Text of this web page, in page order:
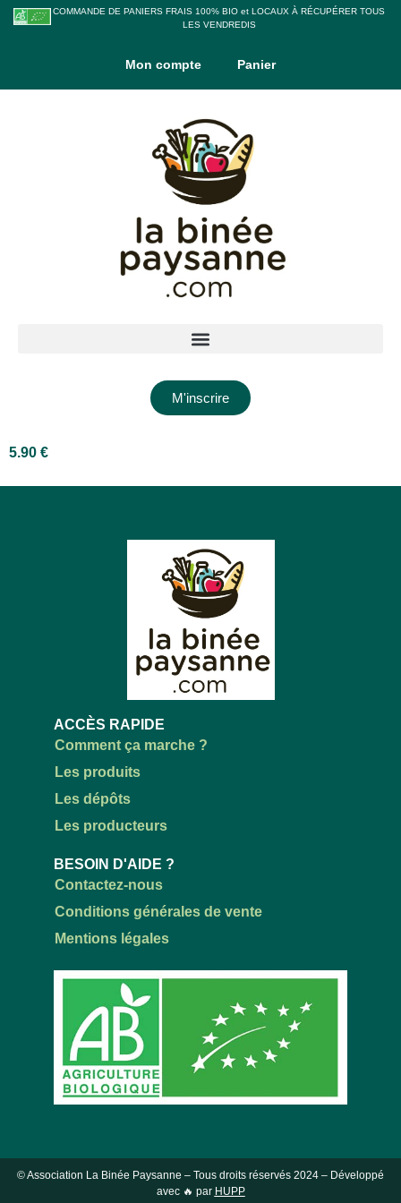
COMMANDE DE PANIERS FRAIS 100% BIO et LOCAUX À RÉCUPÉRER TOUS
LES VENDREDIS
Mon compte Panier
M'inscrire
5.90 €
ACCÈS RAPIDE
Comment ça marche ?
Les produits
Les dépôts
Les producteurs
BESOIN D'AIDE ?
Contactez-nous
Conditions générales de vente
Mentions légales
© Association La Binée Paysanne – Tous droits réservés 2024 – Développé
avec 🔥 par HUPP